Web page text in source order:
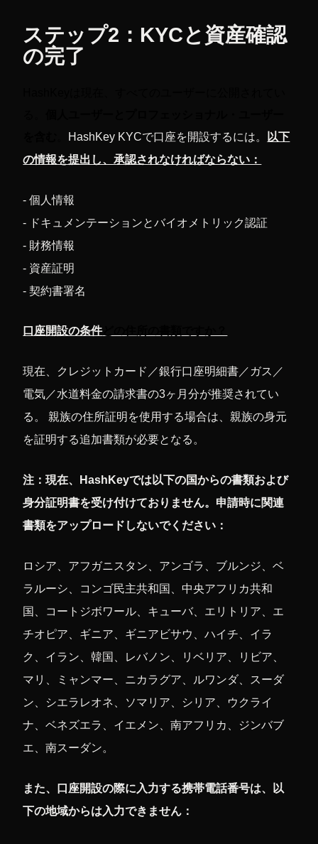
ステップ2：KYCと資産確認
の完了
HashKey KYCで口座を開設するには。
以下
の情報を提出し、承認されなければならない：
- 個人情報
- ドキュメンテーションとバイオメトリック認証
- 財務情報
- 資産証明
- 契約書署名
口座開設の条件どの住所の書類ですか？
現在、クレジットカード／銀行口座明細書／ガス／
電気／水道料金の請求書の3ヶ月分が推奨されてい
る。 親族の住所証明を使用する場合は、親族の身元
を証明する追加書類が必要となる。
注：現在、HashKeyでは以下の国からの書類および
身分証明書を受け付けておりません。申請時に関連
書類をアップロードしないでください：
ロシア、アフガニスタン、アンゴラ、ブルンジ、ベ
ラルーシ、コンゴ民主共和国、中央アフリカ共和
国、コートジボワール、キューバ、エリトリア、エ
チオピア、ギニア、ギニアビサウ、ハイチ、イラ
ク、イラン、韓国、レバノン、リベリア、リビア、
マリ、ミャンマー、ニカラグア、ルワンダ、スーダ
ン、シエラレオネ、ソマリア、シリア、ウクライ
ナ、ベネズエラ、イエメン、南アフリカ、ジンバブ
エ、南スーダン。
また、口座開設の際に入力する携帯電話番号は、以
下の地域からは入力できません：